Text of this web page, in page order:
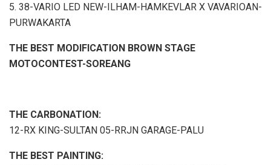
5. 38-VARIO LED NEW-ILHAM-HAMKEVLAR X VAVARIOAN-
PURWAKARTA
THE BEST MODIFICATION BROWN STAGE
MOTOCONTEST-SOREANG
THE CARBONATION:
12-RX KING-SULTAN 05-RRJN GARAGE-PALU
THE BEST PAINTING: